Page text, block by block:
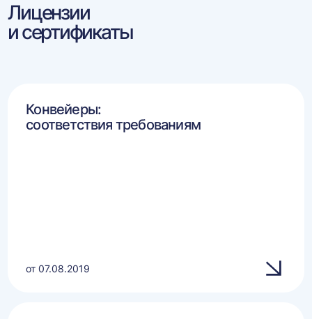
Лицензии
и сертификаты
Конвейеры:
соответствия требованиям
от 07.08.2019